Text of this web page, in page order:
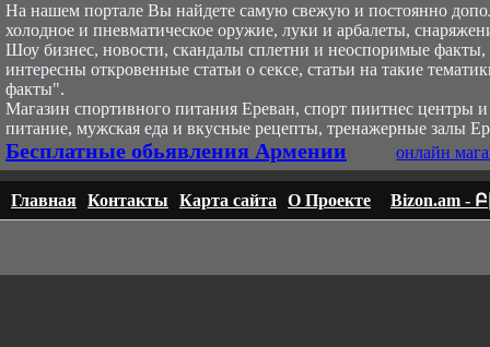
На нашем портале Вы найдете самую свежую и постоянно
холодное и пневматическое оружие, луки и арбалеты,
Шоу бизнес, новости, скандалы сплетни и неоспоримые факты,
интересны откровенные статьи о сексе, статьи на такие
факты".
Магазин спортивного питания Ереван, спорт пиитнес центры
питание, мужская еда и вкусные рецепты, тренажерные залы
Бесплатные обьявления Армении онлайн
Главная Контакты Карта сайта О Проекте Bizon.am -